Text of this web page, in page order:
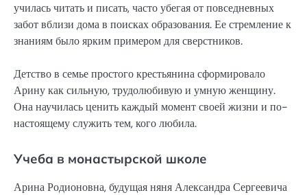
училась читать и писать, часто убегая от повседневных
забот вблизи дома в поисках образования. Ее стремление к
знаниям было ярким примером для сверстников.
Детство в семье простого крестьянина сформировало
Арину как сильную, трудолюбивую и умную женщину.
Она научилась ценить каждый момент своей жизни и по-
настоящему служить тем, кого любила.
Учеба в монастырской школе
Арина Родионовна, будущая няня Александра Сергеевича